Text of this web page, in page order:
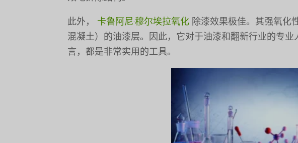
此外， 卡鲁阿尼·穆尔埃拉氧化 除漆效果极佳。其强氧化
混凝土）的油漆层。因此，它对于油漆和翻新行业的专
言，都是非常实用的工具。